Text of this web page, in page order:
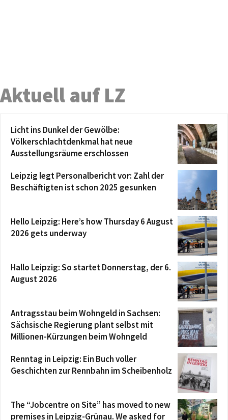
Aktuell auf LZ
Licht ins Dunkel der Gewölbe:
Völkerschlachtdenkmal hat neue
Ausstellungsräume erschlossen
Leipzig legt Personalbericht vor: Zahl der
Beschäftigten ist schon 2025 gesunken
Hello Leipzig: Here’s how Thursday 6 August
2026 gets underway
Hallo Leipzig: So startet Donnerstag, der 6.
August 2026
Antragsstau beim Wohngeld in Sachsen:
Sächsische Regierung plant selbst mit
Millionen-Kürzungen beim Wohngeld
Renntag in Leipzig: Ein Buch voller
Geschichten zur Rennbahn im Scheibenholz
The “Jobcentre on Site” has moved to new
premises in Leipzig-Grünau. We asked for